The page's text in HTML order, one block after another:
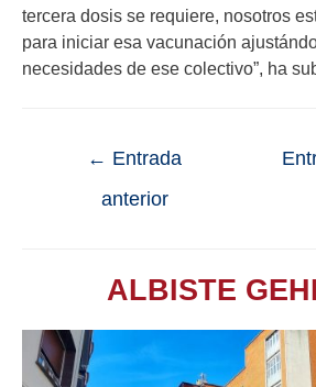
tercera dosis se requiere, nosotros
para iniciar esa vacunación
necesidades de ese colectivo”, ha
← Entrada
anterior
ALBISTE